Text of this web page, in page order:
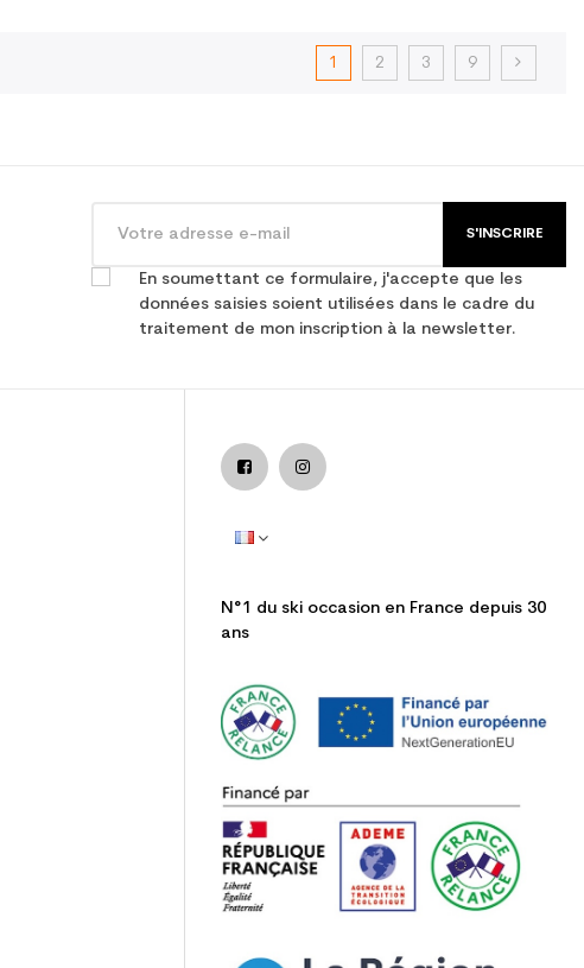
1 2 3 9
S'INSCRIRE
En soumettant ce formulaire, j'accepte que les
données saisies soient utilisées dans le cadre du
traitement de mon inscription à la newsletter.
N°1 du ski occasion en France depuis 30
ans